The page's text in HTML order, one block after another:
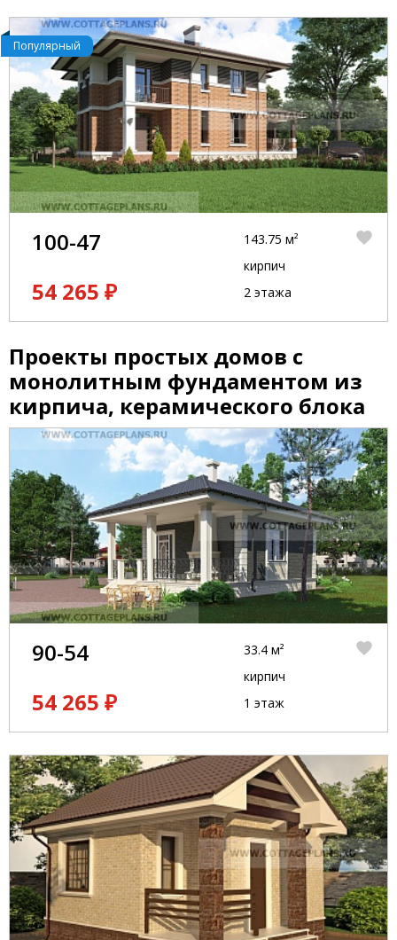
Популярный
100-47
54 265 ₽
143.75 м²
кирпич
2 этажа
Проекты простых домов с
монолитным фундаментом из
кирпича, керамического блока
90-54
54 265 ₽
33.4 м²
кирпич
1 этаж